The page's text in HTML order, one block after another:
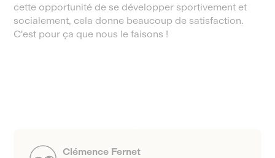
cette opportunité de se développer sportivement et
socialement, cela donne beaucoup de satisfaction.
C'est pour ça que nous le faisons !
Clémence Fernet